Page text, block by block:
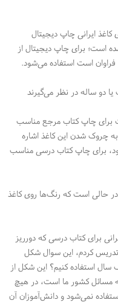
ایرانی چاپ دیجیتال
است؛ برای چاپ دیجیتال از
فراوان است استفاده می‌شود.
دو ساله در نظر می‌گیرند
برای چاپ کتاب مرجع مناسب
چروک شدن این کاغذ اشاره
برای چاپ کتاب درسی مناسب
حالی است که رنگ‌ها روی کاغذ
برای کتاب درسی که دورریز
کردم، این سوال شکل
استفاده کنیم؟ این شکل از
مسائل کشور ما است، در هیچ
نمی‌شود و دانش‌آموزان آن